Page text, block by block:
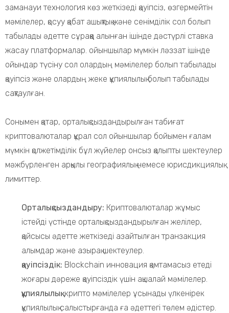
заманауи технология көз жеткізеді қауіпсіз, өзгермейтін
мәмілелер, қосуу қабат ашықтық және сенімділік сол болып
табылады әдетте сұраққа алынған ішінде дәстүрлі ставка
жасау платформалар. ойыншылар мүмкін ләззат ішінде
ойындар түсіну сол олардың мәмілелер болып табылады
қауіпсіз және олардың жеке құпиялылық болып табылады
сақтаулған.
Сонымен қатар, орталықсыздандырылған табиғат
криптовалюталар құрал сол ойыншылар бойымен ғалам
мүмкін қолжетімділік бұл жүйелер онсыз қалыпты шектеулер
мәжбүрленген арқылы географиялық немесе юрисдикциялық
лимиттер.
Орталықсыздандыру: Криптовалюталар жұмыс
істейді үстінде орталықсыздандырылған желілер,
қайсысы әдетте жеткізеді азайтылған транзакция
алымдар және азырақ шектеулер.
қауіпсіздік: Blockchain инновация қамтамасыз етеді
жоғары дәреже қауіпсіздік үшін ақшалай мәмілелер.
құпиялылық:крипто мәмілелер ұсынады үлкенірек
құпиялылық салыстырғанда ға әдеттегі төлем әдістер.